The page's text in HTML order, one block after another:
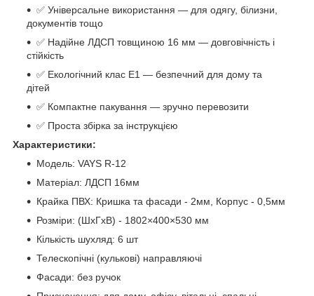
✅ Універсальне використання — для одягу, білизни,
документів тощо
✅ Надійне ЛДСП товщиною 16 мм — довговічність і
стійкість
✅ Екологічний клас Е1 — безпечний для дому та
дітей
✅ Компактне пакування — зручно перевозити
✅ Проста збірка за інструкцією
Характеристики:
Модель: VAYS R-12
Матеріал: ЛДСП 16мм
Крайка ПВХ: Кришка та фасади - 2мм, Корпус - 0,5мм
Розміри: (ШхГхВ) - 1802×400×530 мм
Кількість шухляд: 6 шт
Телескопічні (кулькові) направляючі
Фасади: без ручок